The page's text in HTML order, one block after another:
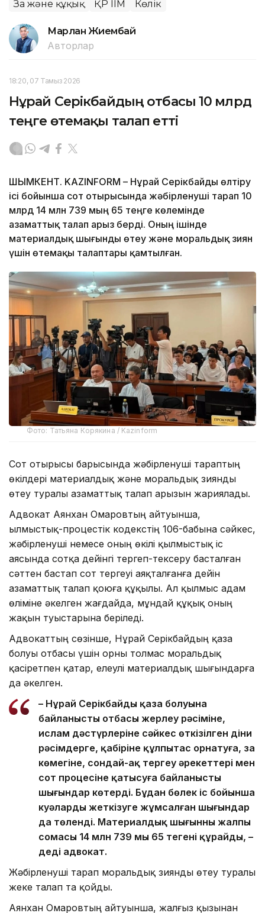
Заң және құқық ҚР ІІМ Көлік
Марлан Жиембай
Авторлар
18:20, 07 Тамыз 2026
Нұрай Серікбайдың отбасы 10 млрд
теңге өтемақы талап етті
ШЫМКЕНТ. KAZINFORM – Нұрай Серікбайды өлтіру
ісі бойынша сот отырысында жәбірленуші тарап 10
млрд 14 млн 739 мың 65 теңге көлемінде
азаматтық талап арыз берді. Оның ішінде
материалдық шығынды өтеу және моральдық зиян
үшін өтемақы талаптары қамтылған.
Фото: Татьяна Корякина / Kazinform
Сот отырысы барысында жәбірленуші тараптың
өкілдері материалдық және моральдық зиянды
өтеу туралы азаматтық талап арызын жариялады.
Адвокат Аянхан Омаровтың айтуынша,
Қылмыстық-процестік кодекстің 106-бабына сәйкес,
жәбірленуші немесе оның өкілі қылмыстық іс
аясында сотқа дейінгі тергеп-тексеру басталған
сәттен бастап сот тергеуі аяқталғанға дейін
азаматтық талап қоюға құқылы. Ал қылмыс адам
өліміне әкелген жағдайда, мұндай құқық оның
жақын туыстарына беріледі.
Адвокаттың сөзінше, Нұрай Серікбайдың қаза
болуы отбасы үшін орны толмас моральдық
қасіретпен қатар, елеулі материалдық шығындарға
да әкелген.
– Нұрай Серікбайдың қаза болуына
байланысты отбасы жерлеу рәсіміне,
ислам дәстүрлеріне сәйкес өткізілген діни
рәсімдерге, қабіріне құлпытас орнатуға, заң
көмегіне, сондай-ақ тергеу әрекеттері мен
сот процесіне қатысуға байланысты
шығындар көтерді. Бұдан бөлек іс бойынша
куәларды жеткізуге жұмсалған шығындар
да төленді. Материалдық шығынның жалпы
сомасы 14 млн 739 мың 65 теңгені құрайды, –
деді адвокат.
Жәбірленуші тарап моральдық зиянды өтеу туралы
жеке талап та қойды.
Аянхан Омаровтың айтуынша, жалғыз қызынан